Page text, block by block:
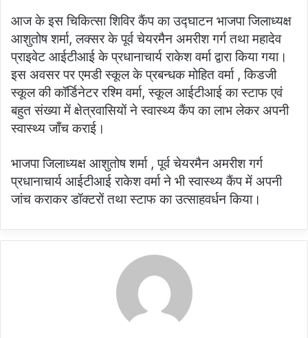
आज के इस चिकित्सा शिविर कैंप का उद्घाटन भाजपा जिलाध्यक्ष
आशुतोष शर्मा, लक्सर के पूर्व चेयरमैन अमरीश गर्ग तथा महादेव
प्राइवेट आईटीआई के प्रधानाचार्य राकेश वर्मा द्वारा किया गया।
इस अवसर पर एमडी स्कूल के प्रबन्धक मोहित वर्मा , किडजी
स्कूल की कॉर्डिनेटर रश्मि वर्मा, स्कूल आईटीआई का स्टाफ एवं
बहुत संख्या में क्षेत्रवासियों ने स्वास्थ्य कैंप का लाभ लेकर अपनी
स्वास्थ्य जाँच कराई।
भाजपा जिलाध्यक्ष आशुतोष शर्मा , पूर्व चेयरमैन अमरीश गर्ग
प्रधानाचार्य आईटीआई राकेश वर्मा ने भी स्वास्थ्य कैंप में अपनी
जांच कराकर डॉक्टरों तथा स्टाफ का उत्साहवर्धन किया।